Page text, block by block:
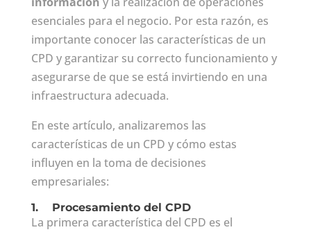
esenciales para el negocio. Por esta razón, es
importante conocer las características de un
CPD y garantizar su correcto funcionamiento y
asegurarse de que se está invirtiendo en una
infraestructura adecuada.
En este artículo, analizaremos las
características de un CPD y cómo estas
influyen en la toma de decisiones
empresariales:
1. Procesamiento del CPD
La primera característica del CPD es el